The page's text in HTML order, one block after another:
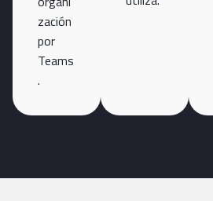
zación
por
Teams
.